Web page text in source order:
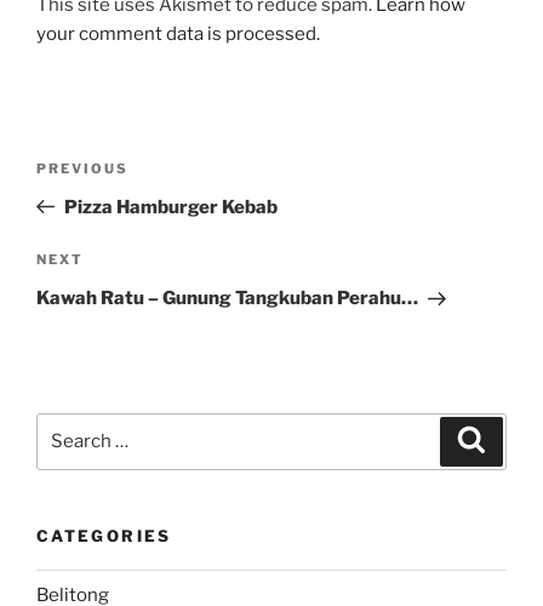
your comment data is processed.
Previous
Post
PREVIOUS
Pizza Hamburger Kebab
Next
Post
NEXT
Kawah Ratu – Gunung Tangkuban Perahu…
CATEGORIES
Belitong